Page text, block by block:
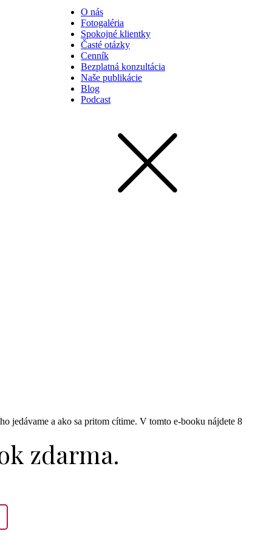
O nás
Fotogaléria
Spokojné klientky
Časté otázky
Cenník
Bezplatná konzultácia
Naše publikácie
Blog
Podcast
jedávame a ako sa pritom cítime. V tomto e-booku nájdete 8
zdarma.